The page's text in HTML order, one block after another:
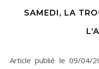
SAMEDI, LA
Article publié le 09/04/